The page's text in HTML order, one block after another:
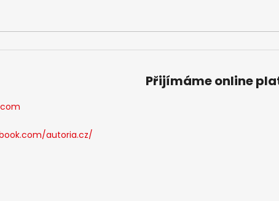
autoria.cz/
Přijímáme online